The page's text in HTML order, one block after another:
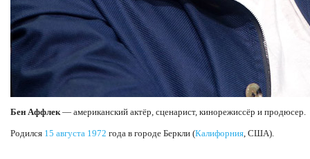
Бен Аффлек— американский актёр, сценарист, кинорежиссёр и продюсер.
Родился 15 августа 1972 года в городе Беркли (Калифорния, США).